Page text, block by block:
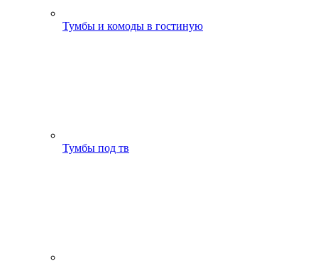
Тумбы и комоды в гостиную
Тумбы под тв